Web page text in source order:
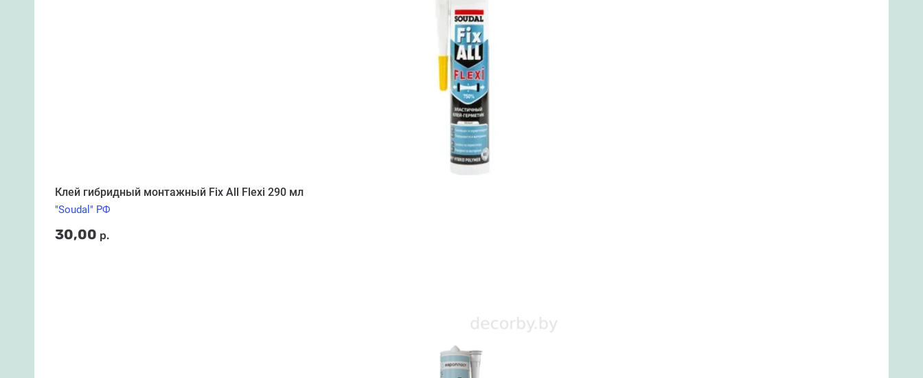
Клей гибридный монтажный Fix All Flexi 290 мл
"Soudal" РФ
30,00 р.